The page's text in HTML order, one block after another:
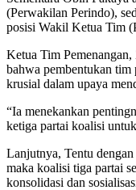
(Perwakilan Perindo),
posisi Wakil Ketua Tim
Ketua Tim
bahwa pembentukan tim
krusial dalam upaya
“Ia menekankan
ketiga partai koalisi
Lanjutnya, Tentu
maka koalisi tiga partai
konsolidasi dan